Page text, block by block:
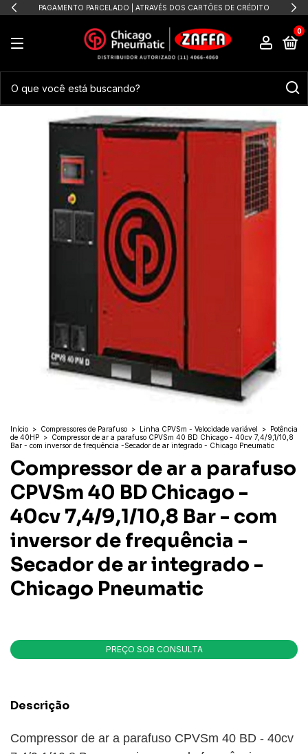
PAGAMENTO PARCELADO | ATRAVÉS DOS CARTÕES DE CRÉDITO
0
Início > Compressores de Parafuso > Linha CPVSm - Velocidade variável > Potência
de 40HP > Compressor de ar a parafuso CPVSm 40 BD Chicago - 40cv 7,4/9,1/10,8
Bar - com inversor de frequência -Secador de ar integrado - Chicago Pneumatic
Compressor de ar a parafuso
CPVSm 40 BD Chicago -
40cv 7,4/9,1/10,8 Bar - com
inversor de frequência -
Secador de ar integrado -
Chicago Pneumatic
Descrição
Compressor de ar a parafuso CPVSm 40 BD - 40cv